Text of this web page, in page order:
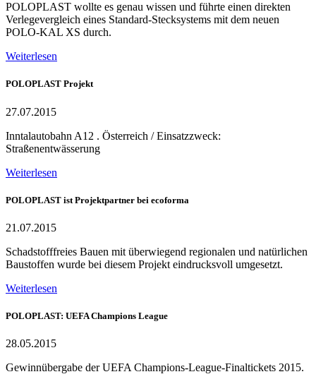
POLOPLAST wollte es genau wissen und führte einen direkten
Verlegevergleich eines Standard-Stecksystems mit dem neuen
POLO-KAL XS durch.
Weiterlesen
POLOPLAST Projekt
27.07.2015
Inntalautobahn A12 . Österreich / Einsatzzweck:
Straßenentwässerung
Weiterlesen
POLOPLAST ist Projektpartner bei ecoforma
21.07.2015
Schadstofffreies Bauen mit überwiegend regionalen und natürlichen
Baustoffen wurde bei diesem Projekt eindrucksvoll umgesetzt.
Weiterlesen
POLOPLAST: UEFA Champions League
28.05.2015
Gewinnübergabe der UEFA Champions-League-Finaltickets 2015.